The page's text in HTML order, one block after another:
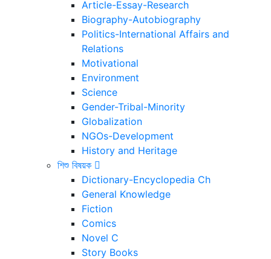
Article-Essay-Research
Biography-Autobiography
Politics-International Affairs and
Relations
Motivational
Environment
Science
Gender-Tribal-Minority
Globalization
NGOs-Development
History and Heritage
শিশু বিষয়ক
Dictionary-Encyclopedia Ch
General Knowledge
Fiction
Comics
Novel C
Story Books